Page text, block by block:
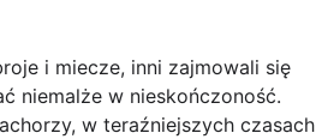
i miecze, inni zajmowali się
niemalże w nieskończoność.
w teraźniejszych czasach